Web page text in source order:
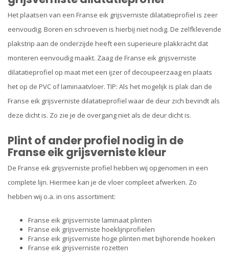
Het plaatsen van een Franse eik grijsverniste dilatatieprofiel is zeer
eenvoudig. Boren en schroeven is hierbij niet nodig. De zelfklevende
plakstrip aan de onderzijde heeft een superieure plakkracht dat
monteren eenvoudig maakt. Zaag de Franse eik grijsverniste
dilatatieprofiel op maat met een ijzer of decoupeerzaag en plaats
het op de PVC of laminaatvloer. TIP: Als het mogelijk is plak dan de
Franse eik grijsverniste dilatatieprofiel waar de deur zich bevindt als
deze dicht is. Zo zie je de overgang niet als de deur dicht is.
Plint of ander profiel nodig in de
Franse eik grijsverniste kleur
De Franse eik grijsverniste profiel hebben wij opgenomen in een
complete lijn. Hiermee kan je de vloer compleet afwerken. Zo
hebben wij o.a. in ons assortiment:
Franse eik grijsverniste laminaat plinten
Franse eik grijsverniste hoeklijnprofielen
Franse eik grijsverniste hoge plinten met bijhorende hoeken
Franse eik grijsverniste rozetten